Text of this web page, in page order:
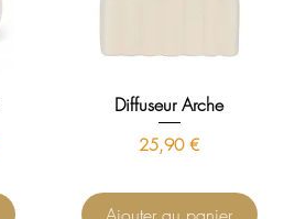
Diffuseur Arche
Prix
25,90 €